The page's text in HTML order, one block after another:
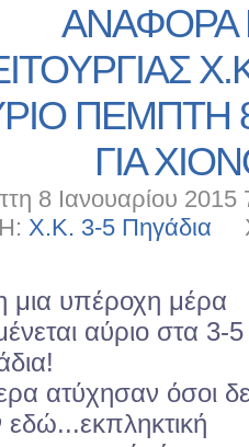
ΑΝΑΦΟΡΑ
ΠΕΜΠΤΗ
ΓΙΑ
8 Ιανουαρίου
Χ.Κ. 3-5 Πηγάδια
μια υπέροχη μέρα
αύριο στα 3-5
ατύχησαν όσοι
εδώ...εκπληκτική